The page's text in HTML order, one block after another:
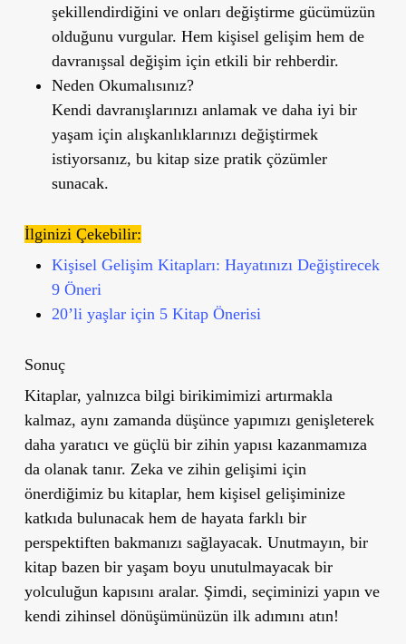
şekillendirdiğini ve onları değiştirme gücümüzün
olduğunu vurgular. Hem kişisel gelişim hem de
davranışsal değişim için etkili bir rehberdir.
Neden Okumalısınız?
Kendi davranışlarınızı anlamak ve daha iyi bir
yaşam için alışkanlıklarınızı değiştirmek
istiyorsanız, bu kitap size pratik çözümler
sunacak.
İlginizi Çekebilir:
Kişisel Gelişim Kitapları: Hayatınızı Değiştirecek
9 Öneri
20’li yaşlar için 5 Kitap Önerisi
Sonuç
Kitaplar, yalnızca bilgi birikimimizi artırmakla
kalmaz, aynı zamanda düşünce yapımızı genişleterek
daha yaratıcı ve güçlü bir zihin yapısı kazanmamıza
da olanak tanır. Zeka ve zihin gelişimi için
önerdiğimiz bu kitaplar, hem kişisel gelişiminize
katkıda bulunacak hem de hayata farklı bir
perspektiften bakmanızı sağlayacak. Unutmayın, bir
kitap bazen bir yaşam boyu unutulmayacak bir
yolculuğun kapısını aralar. Şimdi, seçiminizi yapın ve
kendi zihinsel dönüşümünüzün ilk adımını atın!